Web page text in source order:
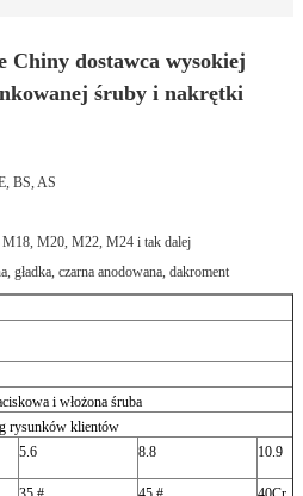
Chiny dostawca wysokiej
śruby i nakrętki
BS, AS
M20, M22, M24 i tak dalej
czarna anodowana, dakroment
i włożona śruba
rysunków klientów
5.6 8.8 10.9